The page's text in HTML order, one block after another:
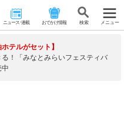
ニュース･連載 おでかけ情報 検 索 メニュー
テルがセット】
！「みなとみらいフェスティバ
中